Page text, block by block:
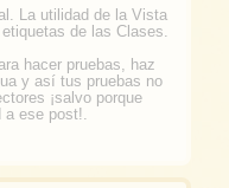
La utilidad de la Vista
de las Clases.
hacer pruebas, haz
y así tus pruebas no
¡salvo porque
a ese post!.